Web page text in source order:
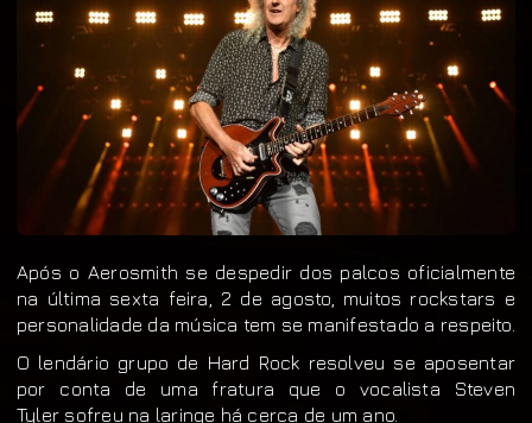
Após o Aerosmith se despedir dos palcos oficialmente
na última sexta feira, 2 de agosto, muitos rockstars e
personalidade da música tem se manifestado a respeito.
O lendário grupo de Hard Rock resolveu se aposentar
por conta de uma fratura que o vocalista Steven
Tyler sofreu na laringe há cerca de um ano.